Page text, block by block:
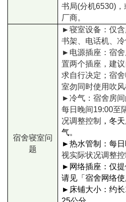
书局(分机6530)
厂商。
宿舍寝室问
题
►寝室设备：仅含
书架、电话机、冷
► 电源插座：宿
置两个插座，建
求自行决定；宿
室勿同时使用吹风
►冷气：宿舍房
每日晚间19:00至
况调整控制
，冬
气。
►热水管制：每
视实际状况调整控
► 网络插座：仅
请见「宿舍网络使
► 床铺大小：约